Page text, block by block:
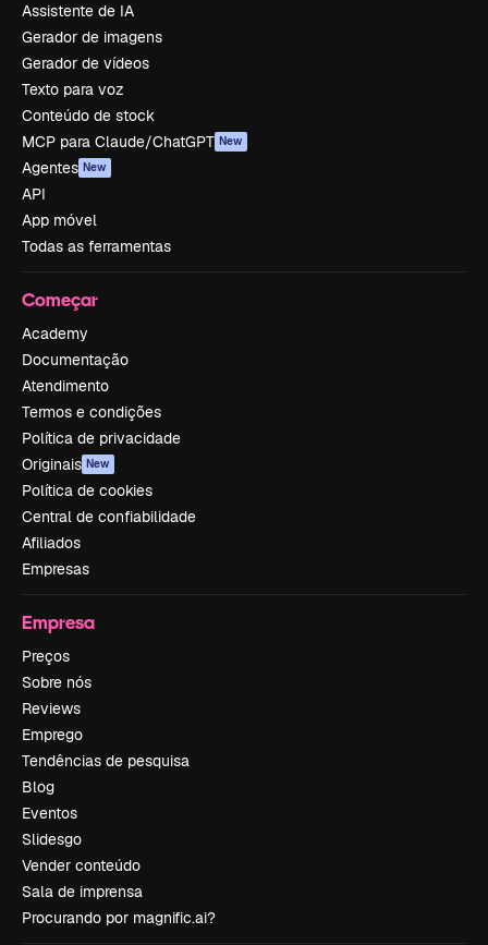
Assistente de IA
Gerador de imagens
Gerador de vídeos
Texto para voz
Conteúdo de stock
MCP para Claude/ChatGPT New
Agentes New
API
App móvel
Todas as ferramentas
Começar
Academy
Documentação
Atendimento
Termos e condições
Política de privacidade
Originais New
Política de cookies
Central de confiabilidade
Afiliados
Empresas
Empresa
Preços
Sobre nós
Reviews
Emprego
Tendências de pesquisa
Blog
Eventos
Slidesgo
Vender conteúdo
Sala de imprensa
Procurando por magnific.ai?